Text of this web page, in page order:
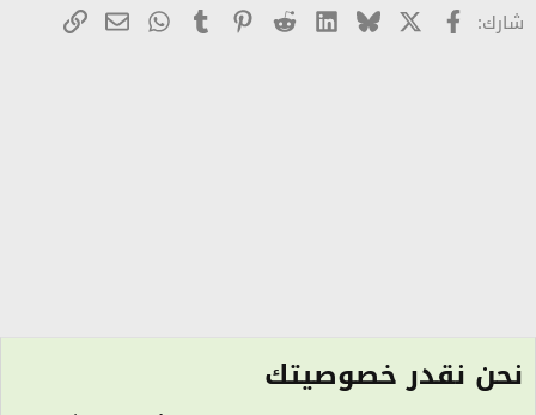
شارك: Facebook
X
Bluesky
LinkedIn
Reddit
Pinterest
Tumblr
WhatsApp
البريدرابط
الصور والكاريكاتير - Photos Gallery
نحن نقدر خصوصيتك